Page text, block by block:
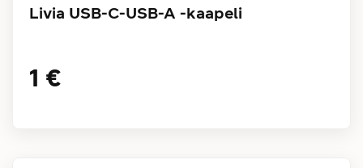
Livia USB-C-USB-A -kaapeli
1 €